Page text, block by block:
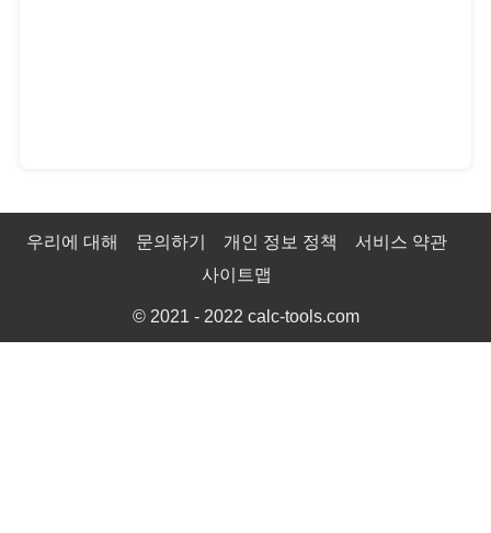
우리에 대해 문의하기 개인 정보 정책
서비스 약관
사이트맵
© 2021 - 2022 calc-tools.com